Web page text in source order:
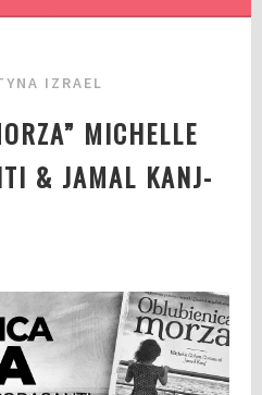
IZRAEL
MICHELLE
& JAMAL KANJ-